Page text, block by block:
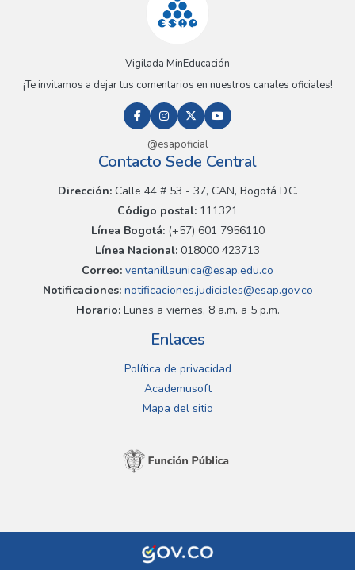
Vigilada MinEducación
¡Te invitamos a dejar tus comentarios en nuestros canales oficiales!
@esapoficial
Contacto Sede Central
Dirección:Calle 44 # 53 - 37, CAN, Bogotá D.C.
Código postal: 111321
Línea Bogotá:(+57) 601 7956110
Línea Nacional: 018000 423713
Correo: ventanillaunica@esap.edu.co
Notificaciones:notificaciones.judiciales@esap.gov.co
Horario:Lunes a viernes, 8 a.m. a 5 p.m.
Enlaces
Política de privacidad
Academusoft
Mapa del sitio